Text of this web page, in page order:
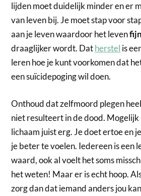
lijden moet duidelijk minder en er
van leven bij. Je moet stap voor
aan je leven waardoor het leven
draaglijker wordt. Datherstel is
leren hoe je kunt voorkomen dat
een suïcidepoging wil doen.
Onthoud dat zelfmoord plegen
niet resulteert in de dood. Mogelijk
lichaam juist erg. Je doet ertoe en
je beter te voelen. Iedereen is een
waard, ook al voelt het soms
het weten! Maar er is echt hoop.
zorg dan dat iemand anders jou